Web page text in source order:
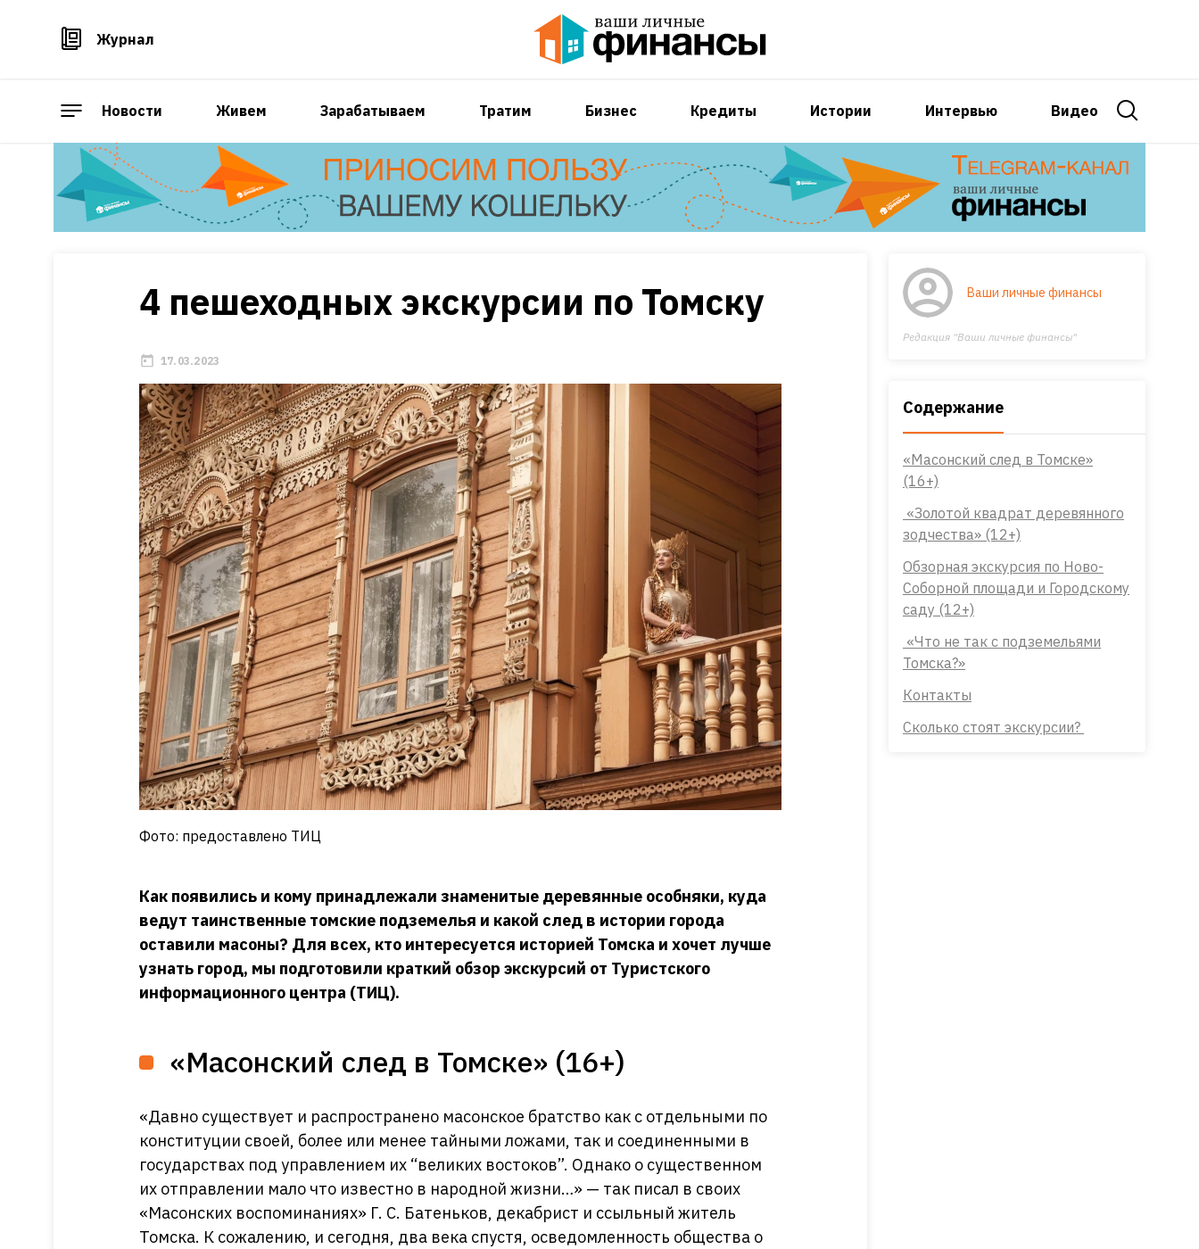
Журнал
Новости Живем Зарабатываем Тратим Бизнес Кредиты Истории Интервью Видео
4 пешеходных экскурсии по Томску
17.03.2023
Фото: предоставлено ТИЦ
Ваши личные финансы
Редакция "Ваши личные финансы"
Содержание
«Масонский след в Томске»
(16+)
«Золотой квадрат деревянного
зодчества» (12+)
Обзорная экскурсия по Ново-
Соборной площади и Городскому
саду (12+)
«Что не так с подземельями
Томска?»
Контакты
Сколько стоят экскурсии?
Как появились и кому принадлежали знаменитые деревянные особняки, куда
ведут таинственные томские подземелья и какой след в истории города
оставили масоны? Для всех, кто интересуется историей Томска и хочет лучше
узнать город, мы подготовили краткий обзор экскурсий от Туристского
информационного центра (ТИЦ).
«Масонский след в Томске» (16+)
«Давно существует и распространено масонское братство как с отдельными по
конституции своей, более или менее тайными ложами, так и соединенными в
государствах под управлением их “великих востоков”. Однако о существенном
их отправлении мало что известно в народной жизни…» — так писал в своих
«Масонских воспоминаниях» Г. С. Батеньков, декабрист и ссыльный житель
Томска. К сожалению, и сегодня, два века спустя, осведомленность общества о